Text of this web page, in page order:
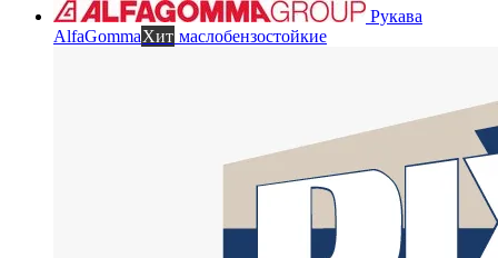
Рукава
AlfaGommaХит маслобензостойкие